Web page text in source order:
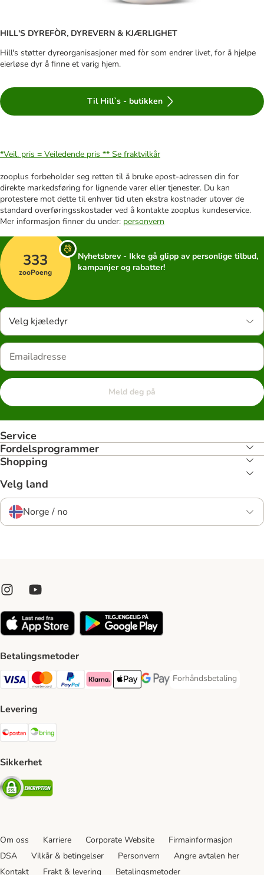
HILL'S DYREFÒR, DYREVERN & KJÆRLIGHET
Hill's støtter dyreorganisasjoner med fòr som endrer livet, for å hjelpe
eierløse dyr å finne et varig hjem.
Til Hill`s - butikken
*Veil. pris = Veiledende pris ** Se fraktvilkår
zooplus forbeholder seg retten til å bruke epost-adressen din for
direkte markedsføring for lignende varer eller tjenester. Du kan
protestere mot dette til enhver tid uten ekstra kostnader utover de
standard overføringsskostader ved å kontakte zooplus kundeservice.
Mer informasjon finner du under: personvern
333
zooPoeng
Nyhetsbrev - Ikke gå glipp av personlige tilbud,
kampanjer og rabatter!
Velg kjæledyr
Meld deg på
Service
Fordelsprogrammer
Shopping
Velg land
Norge / no
Betalingsmetoder
Visa Payment Method
Mastercard Payment Method
PayPal Payment Method
Klarna Payment Method
Apple Pay Payment Method
Google Pay Payment Method
Forhåndsbetaling
Forhåndsbetaling
Levering
Posten Shipping Method
Sikkerhet
Security
Om oss Karriere Corporate Website
Firmainformasjon
DSA
Vilkår & betingelser Personvern
Angre avtalen her
Kontakt
Frakt & levering Betalingsmetoder